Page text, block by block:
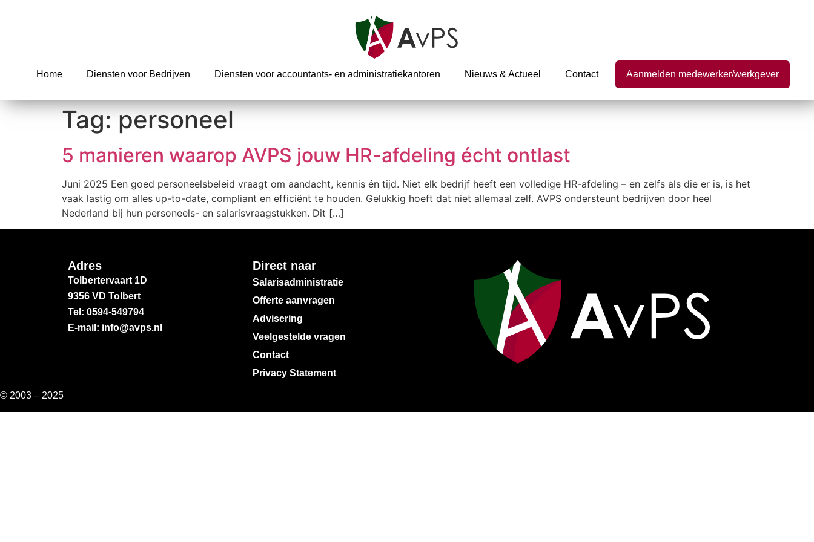
Home Diensten voor Bedrijven Diensten voor accountants- en administratiekantoren Nieuws & Actueel Contact Aanmelden medewerker/werkgever
Tag:personeel
5 manieren waarop AVPS jouw HR-afdeling écht ontlast
Juni 2025 Een goed personeelsbeleid vraagt om aandacht, kennis én tijd. Niet elk bedrijf heeft een volledige HR-afdeling – en zelfs als die er is, is het
vaak lastig om alles up-to-date, compliant en efficiënt te houden. Gelukkig hoeft dat niet allemaal zelf. AVPS ondersteunt bedrijven door heel
Nederland bij hun personeels- en salarisvraagstukken. Dit […]
Adres
Tolbertervaart 1D
9356 VD Tolbert
Tel: 0594-549794
E-mail: info@avps.nl
Direct naar
Salarisadministratie
Offerte aanvragen
Advisering
Veelgestelde vragen
Contact
Privacy Statement
© 2003 – 2025